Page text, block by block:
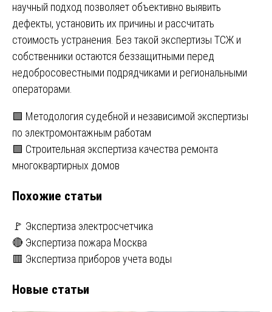
научный подход позволяет объективно выявить
дефекты, установить их причины и рассчитать
стоимость устранения. Без такой экспертизы ТСЖ и
собственники остаются беззащитными перед
недобросовестными подрядчиками и региональными
операторами.
Навигация
по
записям
🟩 Методология судебной и независимой экспертизы
по электромонтажным работам
🟩 Строительная экспертиза качества ремонта
многоквартирных домов
Похожие статьи
🚩 Экспертиза электросчетчика
🔴 Экспертиза пожара Москва
🟥 Экспертиза приборов учета воды
Новые статьи